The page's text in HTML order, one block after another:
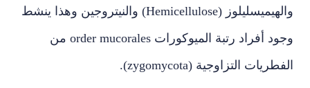
والهيميسليلوز (Hemicellulose) والنيتروجين وهذا ينشط
وجود أفراد رتبة الميوكورات order mucorales من
الفطريات التزاوجية (zygomycota).